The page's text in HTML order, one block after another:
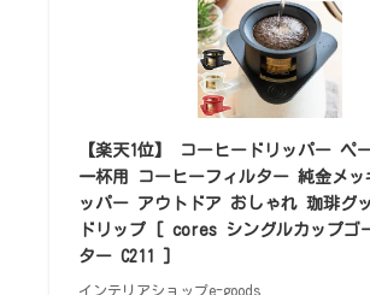
【楽天1位】 コーヒードリッパー ペ
一杯用 コーヒーフィルター 純金メッ
ッパー アウトドア おしゃれ 珈琲グ
ドリップ [ cores シングルカップゴ
ター C211 ]
インテリアショップe-goods